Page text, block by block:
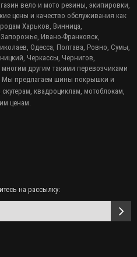
вело и мото резины, экипировки,
цены и качество обслуживания как
Харьков, Винница,
Ивано-Франковск,
Одесса, Полтава, Ровно, Сумы,
Черкассы, Чернигов,
другим такими перевозчиками
Мы предлагаем шины покрышки и
квадроциклам, мотоблокам,
ценам.
на рассылку: